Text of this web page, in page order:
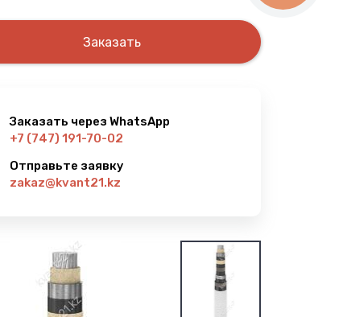
Заказать
Заказать через WhatsApp
+7 (747) 191-70-02
Отправьте заявку
zakaz@kvant21.kz